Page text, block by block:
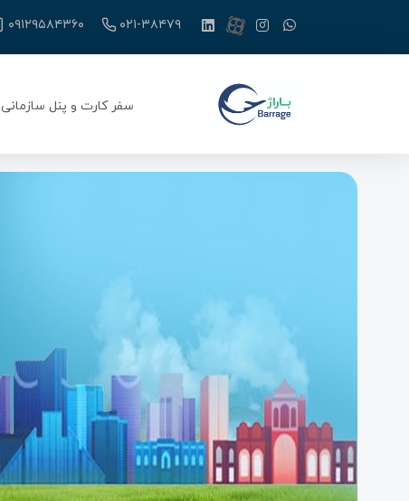
۰۲۱-۳۸۴۷۹ ۰۹۱۲۹۵۸۴۳۶۰
سفر کارت و پنل سازمانی